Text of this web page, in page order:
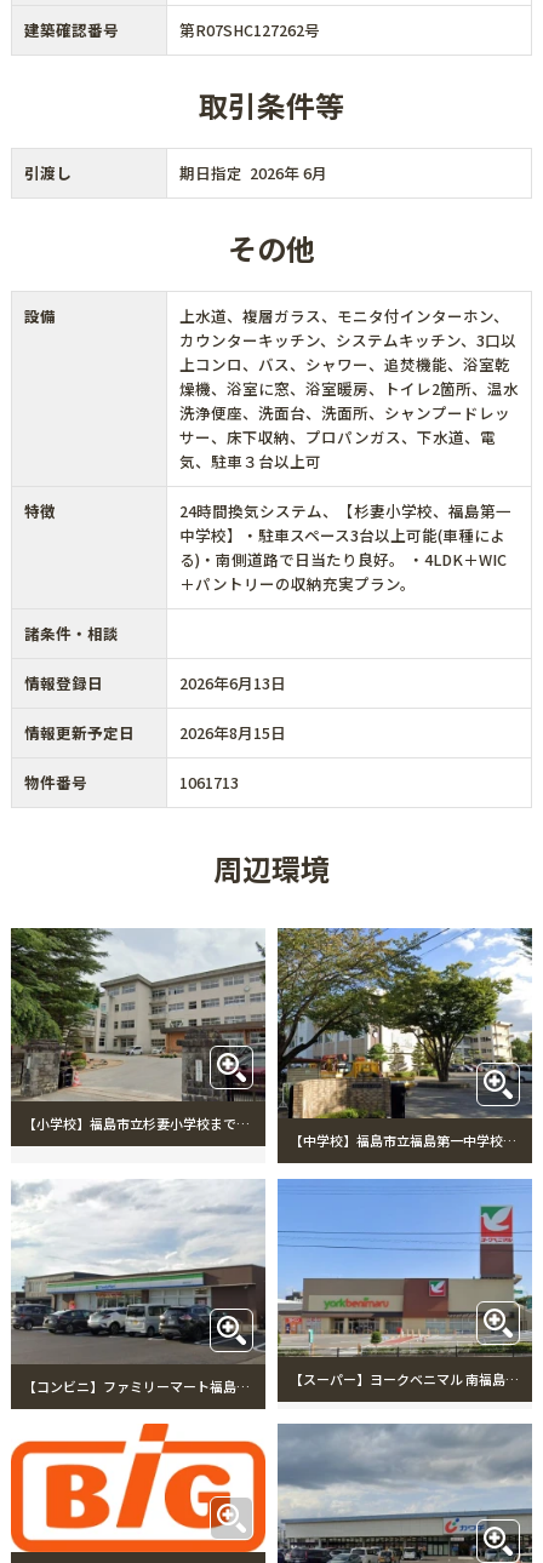
建築確認番号 第R07SHC127262号
取引条件等
引渡し 期日指定 2026年 6月
その他
設備
上水道、複層ガラス、モニタ付インターホン、
カウンターキッチン、システムキッチン、3口以
上コンロ、バス、シャワー、追焚機能、浴室乾
燥機、浴室に窓、浴室暖房、トイレ2箇所、温水
洗浄便座、洗面台、洗面所、シャンプードレッ
サー、床下収納、プロパンガス、下水道、電
気、駐車３台以上可
特徴
24時間換気システム、【杉妻小学校、福島第一
中学校】・駐車スペース3台以上可能(車種によ
る)・南側道路で日当たり良好。 ・4LDK＋WIC
＋パントリーの収納充実プラン。
諸条件・相談
情報登録日 2026年6月13日
情報更新予定日 2026年8月15日
物件番号 1061713
周辺環境
【小学校】福島市立杉妻小学校まで1560m 福島市立杉妻小学校
【中学校】福島市立福島第一中学校まで785m 福島市立福島第一中学校
【コンビニ】ファミリーマート福島太平寺店まで1373m ファミリーマート福島太平寺店 【スーパー】ヨークベニマル 南福島店まで1227m